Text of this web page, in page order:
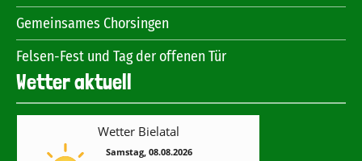
Gemeinsames Chorsingen
Felsen-Fest und Tag der offenen Tür
Wetter aktuell
Wetter Bielatal
Samstag, 08.08.2026